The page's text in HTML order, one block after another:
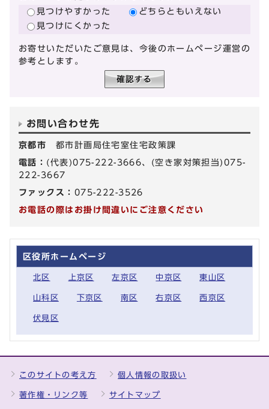
見つけやすかった
どちらともいえない
見つけにくかった
お寄せいただいたご意見は、今後のホームページ運営の
参考とします。
お問い合わせ先
京都市 都市計画局住宅室住宅政策課
電話： (代表)075-222-3666、(空き家対策担当)075-
222-3667
ファックス： 075-222-3526
お電話の際はお掛け間違いにご注意ください
区役所ホームページ
北区 上京区 左京区 中京区 東山区
山科区 下京区 南区 右京区 西京区
伏見区
このサイトの考え方 個人情報の取扱い
著作権・リンク等 サイトマップ